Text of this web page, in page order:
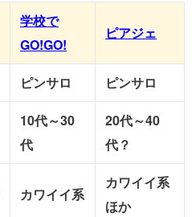
学校で
GO!GO!
ピアジェ
ピンサロ ピンサロ
10代～30
代
20代～40
代？
カワイイ系
カワイイ系
ほか